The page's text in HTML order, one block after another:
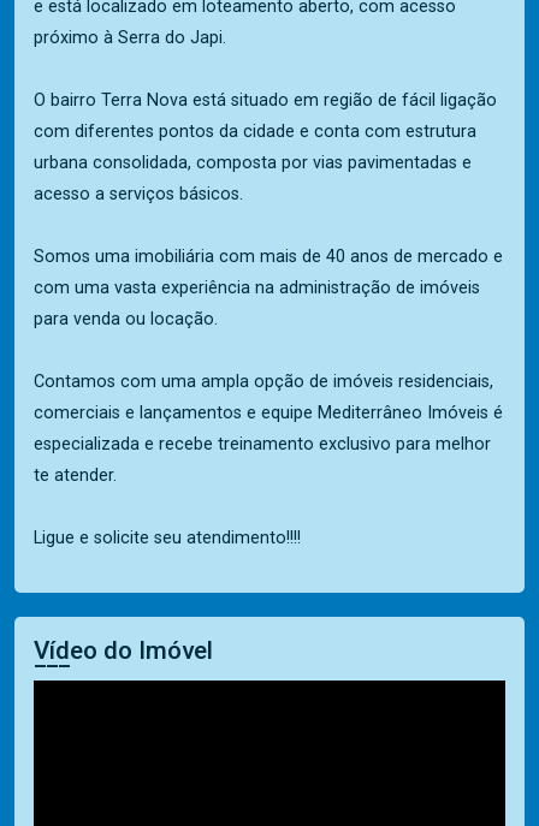
e está localizado em loteamento aberto, com acesso
próximo à Serra do Japi.
O bairro Terra Nova está situado em região de fácil ligação
com diferentes pontos da cidade e conta com estrutura
urbana consolidada, composta por vias pavimentadas e
acesso a serviços básicos.
Somos uma imobiliária com mais de 40 anos de mercado e
com uma vasta experiência na administração de imóveis
para venda ou locação.
Contamos com uma ampla opção de imóveis residenciais,
comerciais e lançamentos e equipe Mediterrâneo Imóveis é
especializada e recebe treinamento exclusivo para melhor
te atender.
Ligue e solicite seu atendimento!!!!
Vídeo do Imóvel